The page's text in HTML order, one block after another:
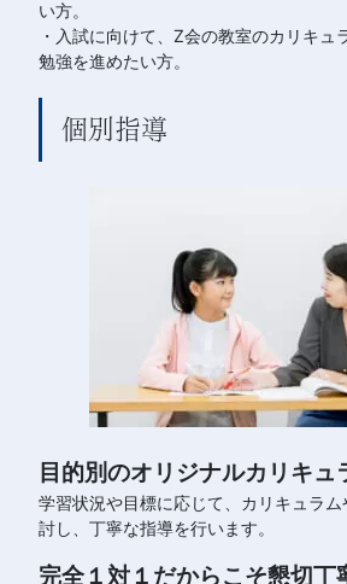
い方。
・入試に向けて、Z会の教室のカリキュ
勉強を進めたい方。
個別指導
目的別のオリジナルカリキュ
学習状況や目標に応じて、カリキュラ
討し、丁寧な指導を行います。
完全１対１だからこそ懇切丁